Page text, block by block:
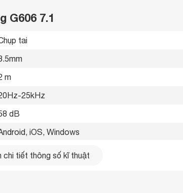
G606 7.1
tai
m
25kHz
dB
iOS, Windows
Có mic thoại
chi tiết thông số kĩ thuật